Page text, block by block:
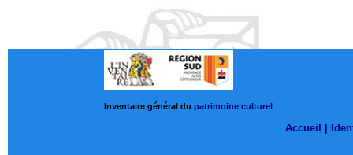
Inventaire général du patrimoine culturel
Accueil |